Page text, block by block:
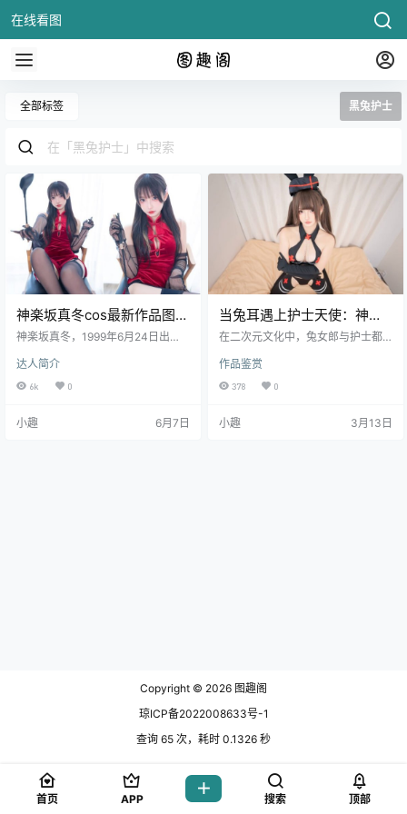
在线看图
全部标签 黑兔护士
神楽坂真冬cos最新作品图集
_神楽坂真冬黑兔护士蜘蛛女
神楽坂真冬，1999年6月24日出
对二次元的热爱却让她走上了一条
不同寻常的道路。从14岁起，神楽
精准理解，她迅速在cos.
达人简介
6k 0
小趣 6月7日
当兔耳遇上护士天使：神楽
坂真冬COS黑兔护士的神秘
在二次元文化中，兔女郎与护士都
两者融合在一起时，便形成了一种
既神秘又充满魅力的角色设定——
动与时尚感。正如那句.
作品鉴赏
378 0
小趣 3月13日
Copyright © 2026 图趣阁
琼ICP备2022008633号-1
查询 65 次，耗时 0.1326 秒
首页 APP 搜索 顶部